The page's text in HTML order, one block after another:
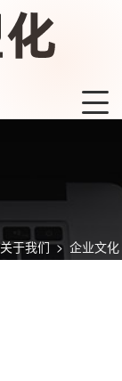
关于我们> 企业文化